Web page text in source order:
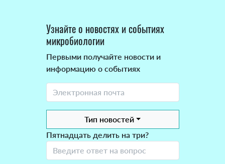
Узнайте о новостях и событиях
микробиологии
Первыми получайте новости и
информацию о событиях
Тип новостей
Пятнадцать делить на три?